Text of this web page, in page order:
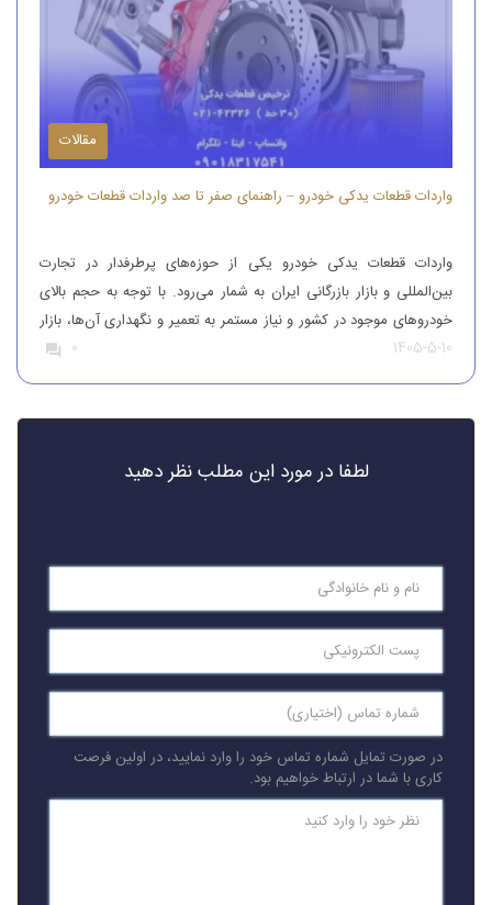
مقالات
واردات قطعات یدکی خودرو – راهنمای صفر تا صد واردات قطعات خودرو
واردات قطعات یدکی خودرو یکی از حوزه‌های پرطرفدار در تجارت
بین‌المللی و بازار بازرگانی ایران به شمار می‌رود. با توجه به حجم بالای
خودروهای موجود در کشور و نیاز مستمر به تعمیر و نگهداری آن‌ها، بازار
قطعات یدکی همواره از تقاضای قابل‌توجهی برخوردار بوده است. افرادی
که قصد واردات قطعات یدکی خودرو را دارند، باید […]
1405-5-10
0
لطفا در مورد این مطلب نظر دهید
در صورت تمایل شماره تماس خود را وارد نمایید، در اولین فرصت
کاری با شما در ارتباط خواهیم بود.